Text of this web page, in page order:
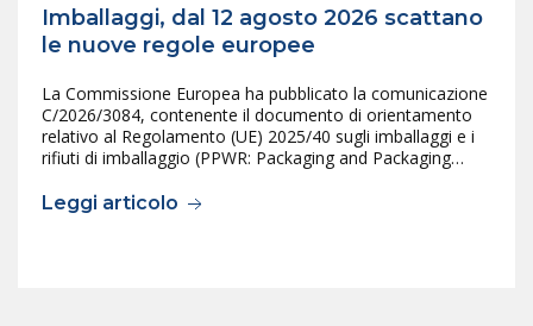
Imballaggi, dal 12 agosto 2026 scattano
le nuove regole europee
La Commissione Europea ha pubblicato la comunicazione
C/2026/3084, contenente il documento di orientamento
relativo al Regolamento (UE) 2025/40 sugli imballaggi e i
rifiuti di imballaggio (PPWR: Packaging and Packaging…
Leggi articolo